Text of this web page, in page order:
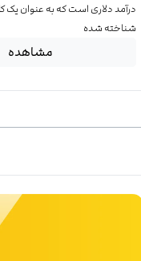
درآمد دلاری است که به عنوان یک
شناخته شده
مشاهده